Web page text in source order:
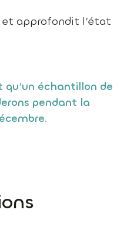
et approfondit l’état
qu’un échantillon de
pendant la